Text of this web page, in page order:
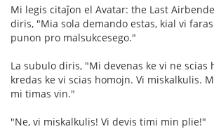
Mi legis citaĵon el Avatar: the Last
diris, "Mia sola demando estas, kial vi
punon pro malsukcesego."
La subulo diris, "Mi devenas ke vi ne scias
kredas ke vi scias homojn. Vi miskalkulis.
mi timas vin."
"Ne, vi miskalkulis! Vi devis timi min plie!"